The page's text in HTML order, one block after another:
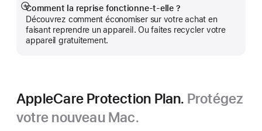
Comment la reprise fonctionne-t-elle ?
Découvrez comment économiser sur votre achat en
faisant reprendre un appareil. Ou faites recycler votre
appareil gratuitement.
Afficher
plus
AppleCare Protection Plan. Protégez
votre nouveau Mac.